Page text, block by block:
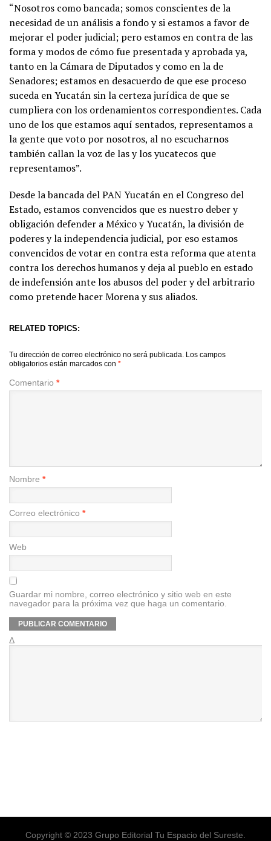
“Nosotros como bancada; somos conscientes de la
necesidad de un análisis a fondo y si estamos a favor de
mejorar el poder judicial; pero estamos en contra de las
forma y modos de cómo fue presentada y aprobada ya,
tanto en la Cámara de Diputados y como en la de
Senadores; estamos en desacuerdo de que ese proceso
suceda en Yucatán sin la certeza jurídica de que se
cumpliera con los ordenamientos correspondientes. Cada
uno de los que estamos aquí sentados, representamos a
la gente que voto por nosotros, al no escucharnos
también callan la voz de las y los yucatecos que
representamos”.
Desde la bancada del PAN Yucatán en el Congreso del
Estado, estamos convencidos que es nuestro deber y
obligación defender a México y Yucatán, la división de
poderes y la independencia judicial, por eso estamos
convencidos de votar en contra esta reforma que atenta
contra los derechos humanos y deja al pueblo en estado
de indefensión ante los abusos del poder y del arbitrario
como pretende hacer Morena y sus aliados.
RELATED TOPICS:
Tu dirección de correo electrónico no será publicada. Los campos
obligatorios están marcados con *
Comentario *
Nombre *
Correo electrónico *
Web
Guardar mi nombre, correo electrónico y sitio web en este
navegador para la próxima vez que haga un comentario.
Δ
Copyright © 2023 Grupo Editorial Tu Espacio del Sureste.